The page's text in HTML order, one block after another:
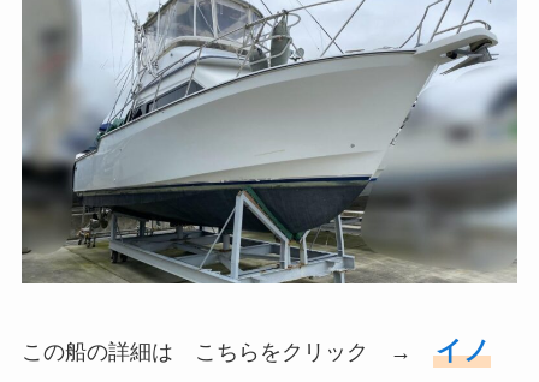
この船の詳細は こちらをクリック → イノ